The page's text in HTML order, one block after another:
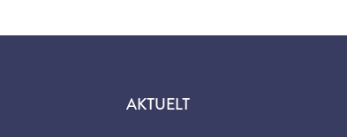
AKTUELT